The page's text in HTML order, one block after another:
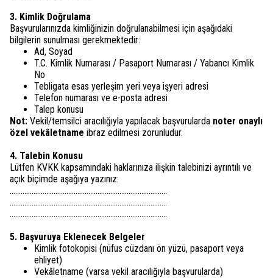
3. Kimlik Doğrulama
Başvurularınızda kimliğinizin doğrulanabilmesi için aşağıdaki
bilgilerin sunulması gerekmektedir:
Ad, Soyad
T.C. Kimlik Numarası / Pasaport Numarası / Yabancı Kimlik
No
Tebligata esas yerleşim yeri veya işyeri adresi
Telefon numarası ve e-posta adresi
Talep konusu
Not: Vekil/temsilci aracılığıyla yapılacak başvurularda noter onaylı
özel vekâletname ibraz edilmesi zorunludur.
4. Talebin Konusu
Lütfen KVKK kapsamındaki haklarınıza ilişkin talebinizi ayrıntılı ve
açık biçimde aşağıya yazınız:
......................................................................................
......................................................................................
......................................................................................
5. Başvuruya Eklenecek Belgeler
Kimlik fotokopisi (nüfus cüzdanı ön yüzü, pasaport veya
ehliyet)
Vekâletname (varsa vekil aracılığıyla başvurularda)